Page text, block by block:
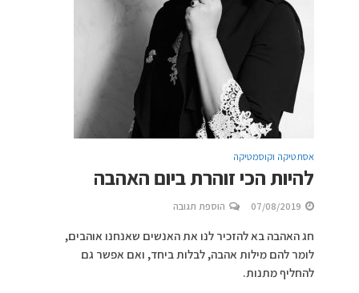
אסתטיקה וקוסמטיקה
להיות הכי זוהרת ביום האהבה
07/08/2019 הוספת תגובה
חג האהבה בא להזכיר לנו את האנשים שאנחנו אוהבים,
לומר להם מילות אהבה, לבלות ביחד, ואם אפשר גם
להחליף מתנות.